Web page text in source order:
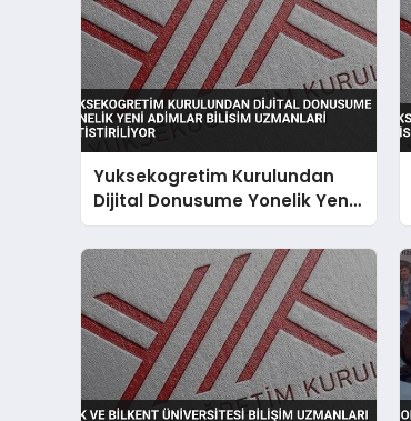
Yuksekogretim Kurulundan
Dijital Donusume Yonelik Yeni
Adimlar Bilisim Uzmanlari
Yetistiriliyor